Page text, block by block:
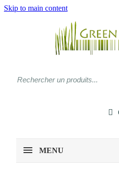
Skip to main content
MENU